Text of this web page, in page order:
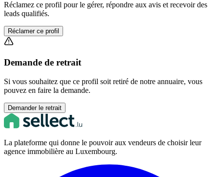
Réclamez ce profil pour le gérer, répondre aux avis et recevoir des
leads qualifiés.
Réclamer ce profil
Demande de retrait
Si vous souhaitez que ce profil soit retiré de notre annuaire, vous
pouvez en faire la demande.
Demander le retrait
La plateforme qui donne le pouvoir aux vendeurs de choisir leur
agence immobilière au Luxembourg.